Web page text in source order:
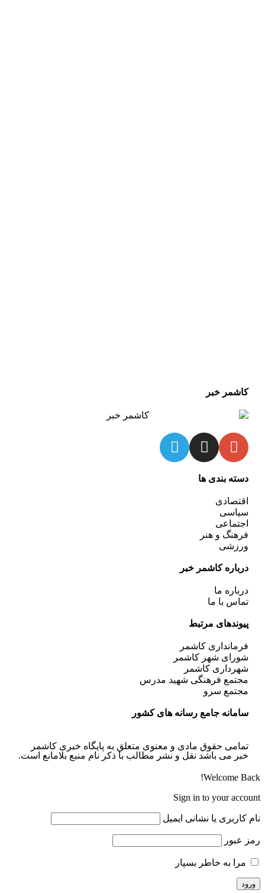
کاشمر خبر
دسته بندی ها
اقتصادی
سیاسی
اجتماعی
فرهنگ و هنر
ورزشی
درباره کاشمر خبر
درباره ما
تماس با ما
پیوندهای مرتبط
فرمانداری کاشمر
شورای شهر کاشمر
شهرداری کاشمر
مجتمع فرهنگی شهید مدرس
مجتمع سرو
سامانه جامع رسانه های کشور
تمامی حقوق مادی و معنوی متعلق به پایگاه خبری کاشمر
خبر می باشد نقل و نشر مطالب با ذکر نام منبع بلامانع است.
Welcome Back!
Sign in to your account
نام کاربری یا نشانی ایمیل
رمز عبور
مرا به خاطر بسپار